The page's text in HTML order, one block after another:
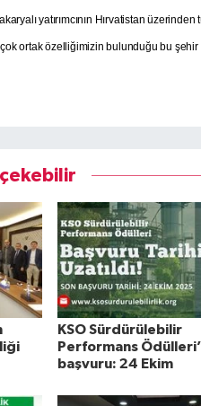
yatırımcının Hırvatistan üzerinden
ortak özelliğimizin bulunduğu bu
KSO Sürdürülebilir
Performans
başvuru: 24 Ekim